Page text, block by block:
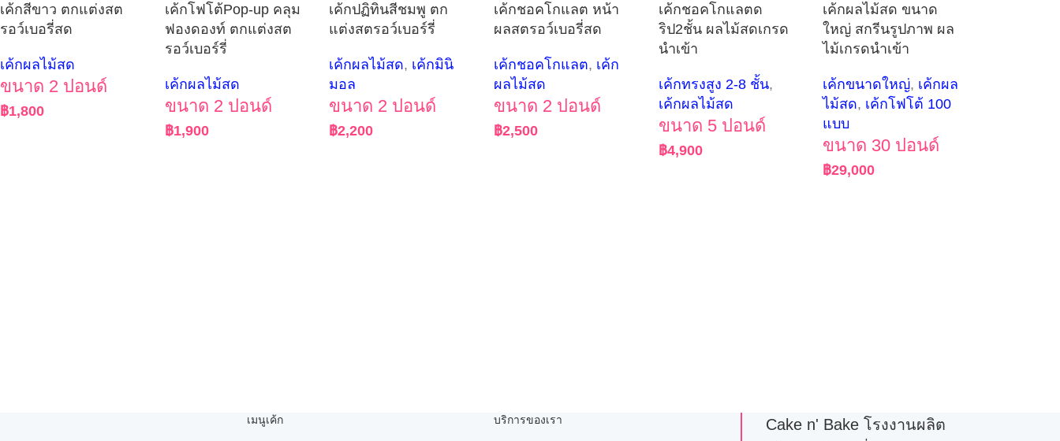
เค้กสีขาว ตกแต่งสต
รอว์เบอรี่สด
เค้กผลไม้สด
ขนาด 2 ปอนด์
฿1,800
เค้กโฟโต้Pop-up คลุม
ฟองดองท์ ตกแต่งสต
รอว์เบอร์รี่
เค้กผลไม้สด
ขนาด 2 ปอนด์
฿1,900
เค้กปฏิทินสีชมพู ตก
แต่งสตรอว์เบอร์รี่
เค้กผลไม้สด, เค้กมินิ
มอล
ขนาด 2 ปอนด์
฿2,200
เค้กชอคโกแลต หน้า
ผลสตรอว์เบอรี่สด
เค้กชอคโกแลต, เค้ก
ผลไม้สด
ขนาด 2 ปอนด์
฿2,500
เค้กชอคโกแลตด
ริป2ชั้น ผลไม้สดเกรด
นำเข้า
เค้กทรงสูง 2-8 ชั้น,
เค้กผลไม้สด
ขนาด 5 ปอนด์
฿4,900
เค้กผลไม้สด ขนาด
ใหญ่ สกรีนรูปภาพ ผล
ไม้เกรดนำเข้า
เค้กขนาดใหญ่, เค้กผล
ไม้สด, เค้กโฟโต้ 100
แบบ
ขนาด 30 ปอนด์
฿29,000
เมนูเค้ก บริการของเรา
Cake n' Bake โรงงานผลิต